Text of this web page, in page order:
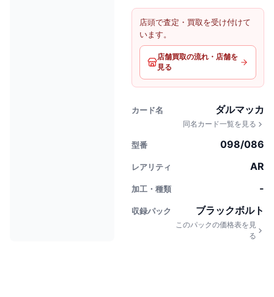
店頭で査定・買取を受け付けて
います。
店舗買取の流れ・店舗を
見る
カード名 ダルマッカ
同名カード一覧を見る
型番 098/086
レアリティ AR
加工・種類 -
収録パック ブラックボルト
このパックの価格表を見
る